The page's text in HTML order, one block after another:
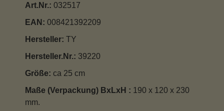
Art.Nr.: 032517
EAN: 008421392209
Hersteller: TY
Hersteller.Nr.: 39220
Größe: ca 25 cm
Maße (Verpackung) BxLxH : 190 x 120 x 230
mm.